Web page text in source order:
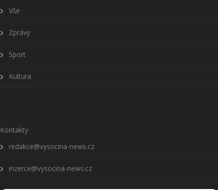
Vše
Zprávy
Sport
Kultura
Kontakty
redakce@vysocina-news.cz
inzerce@vysocina-news.cz